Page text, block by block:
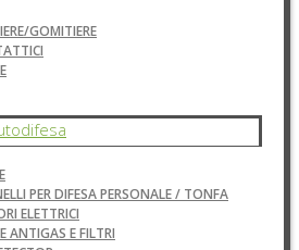
GOMITIERE
PER DIFESA PERSONALE / TONFA
ELETTRICI
ANTIGAS E FILTRI